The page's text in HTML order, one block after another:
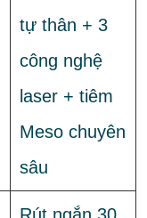
tự thân + 3
công nghệ
laser + tiêm
Meso chuyên
sâu